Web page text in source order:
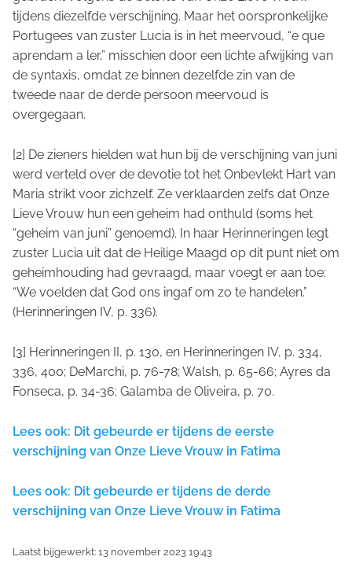
tijdens diezelfde verschijning. Maar het oorspronkelijke
Portugees van zuster Lucia is in het meervoud, “e que
aprendam a ler,” misschien door een lichte afwijking van
de syntaxis, omdat ze binnen dezelfde zin van de
tweede naar de derde persoon meervoud is
overgegaan.
[2] De zieners hielden wat hun bij de verschijning van juni
werd verteld over de devotie tot het Onbevlekt Hart van
Maria strikt voor zichzelf. Ze verklaarden zelfs dat Onze
Lieve Vrouw hun een geheim had onthuld (soms het
“geheim van juni” genoemd). In haar Herinneringen legt
zuster Lucia uit dat de Heilige Maagd op dit punt niet om
geheimhouding had gevraagd, maar voegt er aan toe:
“We voelden dat God ons ingaf om zo te handelen.”
(Herinneringen IV, p. 336).
[3] Herinneringen II, p. 130, en Herinneringen IV, p. 334,
336, 400; DeMarchi, p. 76-78; Walsh, p. 65-66; Ayres da
Fonseca, p. 34-36; Galamba de Oliveira, p. 70.
Lees ook: Dit gebeurde er tijdens de eerste
verschijning van Onze Lieve Vrouw in Fatima
Lees ook: Dit gebeurde er tijdens de derde
verschijning van Onze Lieve Vrouw in Fatima
Laatst bijgewerkt: 13 november 2023 19:43